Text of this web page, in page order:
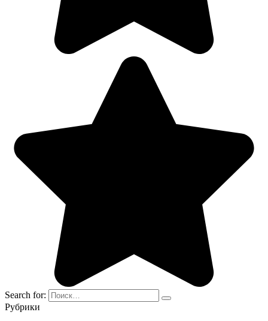
Search for:
Рубрики